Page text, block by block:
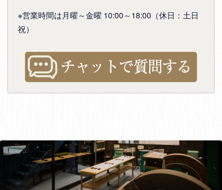
※営業時間は月曜～金曜 10:00～18:00（休日：土日
祝）